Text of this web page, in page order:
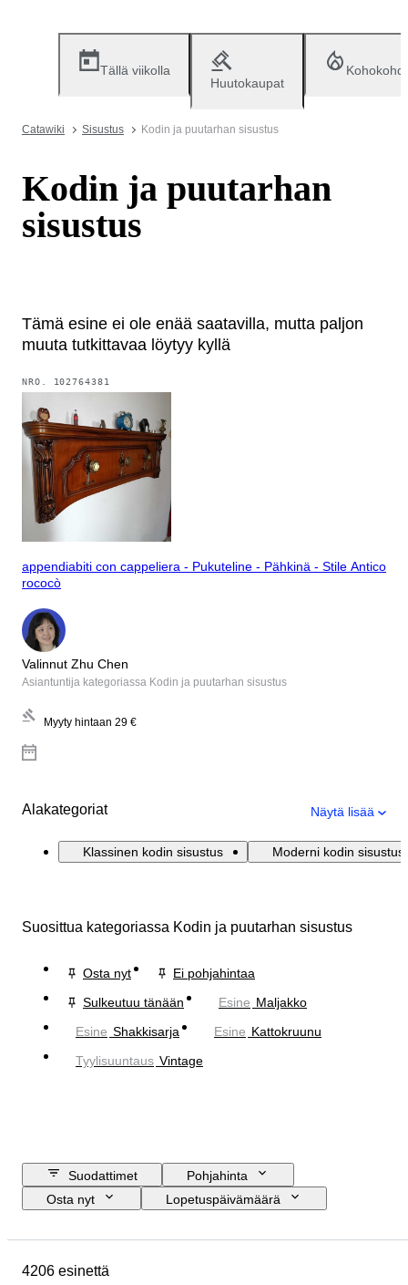
Tällä viikolla
Huutokaupat
Catawiki Sisustus Kodin ja puutarhan sisustus
Kodin ja puutarhan
sisustus
Tämä esine ei ole enää saatavilla, mutta paljon
muuta tutkittavaa löytyy kyllä
NRO. 102764381
appendiabiti con cappeliera - Pukuteline - Pähkinä - Stile Antico
rococò
Valinnut Zhu Chen
Asiantuntija kategoriassa Kodin ja puutarhan sisustus
Myyty hintaan 29 €
Alakategoriat Näytä lisää
Klassinen kodin sisustus Moderni kodin sisustus
Suosittua kategoriassa Kodin ja puutarhan sisustus
Osta nyt
Ei pohjahintaa
Sulkeutuu tänään
Esine Maljakko
Esine Shakkisarja Esine Kattokruunu
Tyylisuuntaus Vintage
Suodattimet
Pohjahinta
Osta nyt
Lopetuspäivämäärä
Alkuperämaa
4206 esinettä